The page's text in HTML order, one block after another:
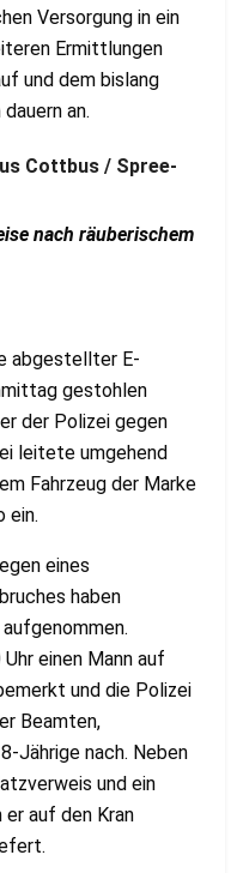
Versorgung in ein
Ermittlungen
und dem bislang
an.
Cottbus / Spree-
nach räuberischem
abgestellter E-
gestohlen
der Polizei gegen
leitete umgehend
Fahrzeug der Marke
ein.
eines
haben
einen Mann auf
und die Polizei
Beamten,
Jährige nach. Neben
und ein
er auf den Kran